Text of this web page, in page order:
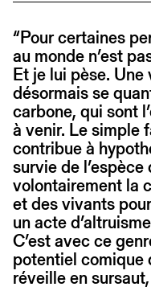
“Pour certaines
au monde n’est
Et je lui pèse.
désormais se
carbone, qui sont
à venir. Le simple
contribue à
survie de
volontairement la
et des vivants
un acte
C’est avec ce
potentiel comique
réveille en